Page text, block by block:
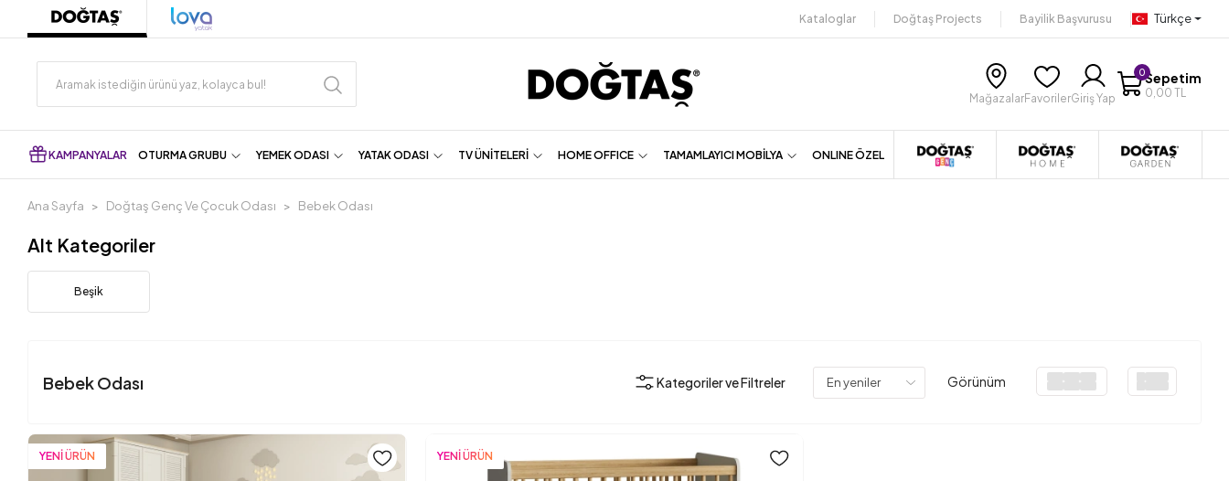
Kataloglar Doğtaş Projects Bayilik Başvurusu Türkçe
MağazalarFavorilerGiriş Yap
0Sepetim
0,00 TL
KAMPANYALAR OTURMA GRUBU YEMEK ODASI YATAK ODASI TV ÜNİTELERİ HOME OFFICE TAMAMLAYICI MOBİLYA ONLINE ÖZEL
Ana Sayfa Doğtaş Genç Ve Çocuk Odası Bebek Odası
Alt Kategoriler
Beşik
Bebek Odası Kategoriler ve Filtreler Görünüm
YENİ ÜRÜN YENİ ÜRÜN